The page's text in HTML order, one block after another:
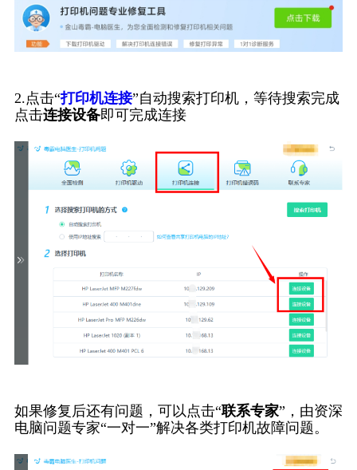
2.点击“打印机连接”自动搜索打印机，等待搜索完成
点击连接设备即可完成连接
如果修复后还有问题，可以点击“联系专家”，由资深
电脑问题专家“一对一”解决各类打印机故障问题。